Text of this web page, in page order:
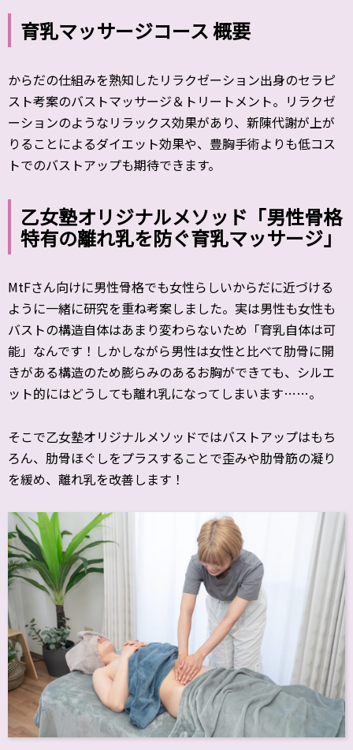
育乳マッサージコース 概要
からだの仕組みを熟知したリラクゼーション出身のセラピ
スト考案のバストマッサージ＆トリートメント。リラクゼ
ーションのようなリラックス効果があり、新陳代謝が上が
りることによるダイエット効果や、豊胸手術よりも低コス
トでのバストアップも期待できます。
乙女塾オリジナルメソッド「男性骨格
特有の離れ乳を防ぐ育乳マッサージ」
MtFさん向けに男性骨格でも女性らしいからだに近づける
ように一緒に研究を重ね考案しました。実は男性も女性も
バストの構造自体はあまり変わらないため「育乳自体は可
能」なんです！しかしながら男性は女性と比べて肋骨に開
きがある構造のため膨らみのあるお胸ができても、シルエ
ット的にはどうしても離れ乳になってしまいます……。
そこで乙女塾オリジナルメソッドではバストアップはもち
ろん、肋骨ほぐしをプラスすることで歪みや肋骨筋の凝り
を緩め、離れ乳を改善します！